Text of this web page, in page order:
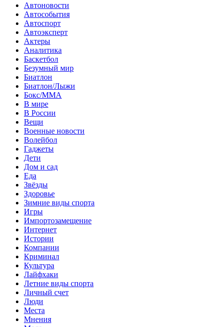
Автоновости
Автособытия
Автоспорт
Автоэксперт
Актеры
Аналитика
Баскетбол
Безумный мир
Биатлон
Биатлон/Лыжи
Бокс/MMA
В мире
В России
Вещи
Военные новости
Волейбол
Гаджеты
Дети
Дом и сад
Еда
Звёзды
Здоровье
Зимние виды спорта
Игры
Импортозамещение
Интернет
Истории
Компании
Криминал
Культура
Лайфхаки
Летние виды спорта
Личный счет
Люди
Места
Мнения